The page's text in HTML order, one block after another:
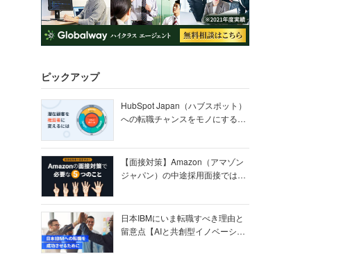
ピックアップ
HubSpot Japan（ハブスポット）
への転職チャンスをモノにする
【面接対策】Amazon（アマゾン
ジャパン）の中途採用面接では何
日本IBMにいま転職すべき理由と
留意点【AIと共創型イノベーショ